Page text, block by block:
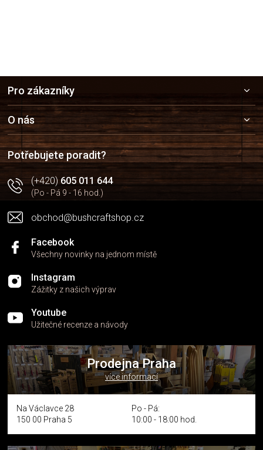
a
t
í
Pro zákazníky
O nás
Potřebujete poradit?
(+420)605 011 644
(Po - Pá 9 - 16 hod.)
obchod@bushcraftshop.cz
Facebook
Všechny novinky na jednom místě
Instagram
Zážitky z našich výprav
Youtube
Užitečné recenze a návody
Prodejna Praha
více informací
Na Václavce 28
150 00 Praha 5
Po - Pá:
10:00 - 18:00 hod.